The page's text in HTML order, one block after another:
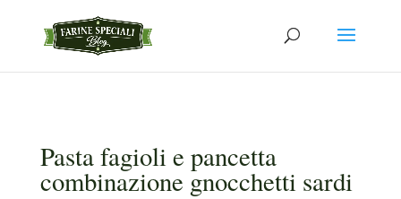
Pasta fagioli e pancetta
combinazione gnocchetti sardi